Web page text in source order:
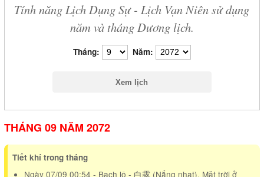
Tính năng Lịch Dụng Sự - Lịch Vạn Niên sử dụng
năm và tháng Dương lịch.
Tháng: Năm:
THÁNG 09 NĂM 2072
Tiết khí trong tháng
Ngày 07/09 00:54 - Bạch lộ - 白露 (Nắng nhạt). Mặt trời ở